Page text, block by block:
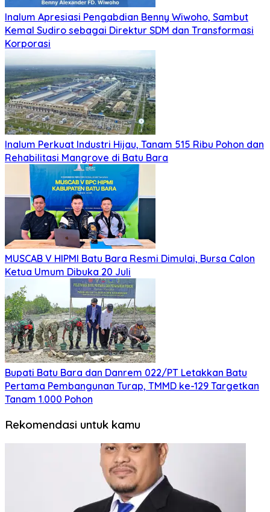
Inalum Apresiasi Pengabdian Benny Wiwoho, Sambut
Kemal Sudiro sebagai Direktur SDM dan Transformasi
Korporasi
Inalum Perkuat Industri Hijau, Tanam 515 Ribu Pohon dan
Rehabilitasi Mangrove di Batu Bara
MUSCAB V HIPMI Batu Bara Resmi Dimulai, Bursa Calon
Ketua Umum Dibuka 20 Juli
Bupati Batu Bara dan Danrem 022/PT Letakkan Batu
Pertama Pembangunan Turap, TMMD ke-129 Targetkan
Tanam 1.000 Pohon
Rekomendasi untuk kamu